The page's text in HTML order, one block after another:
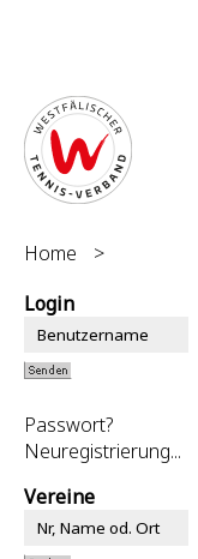
Home
>
Login
Passwort?
Neuregistrierung...
Vereine